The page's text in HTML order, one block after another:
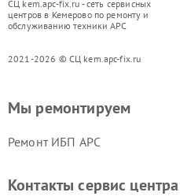
СЦ kem.apc-fix.ru - сеть сервисных
центров в Кемерово по ремонту и
обслуживанию техники APC
2021-2026 © СЦ kem.apc-fix.ru
Мы ремонтируем
Ремонт ИБП APC
Контакты сервис центра